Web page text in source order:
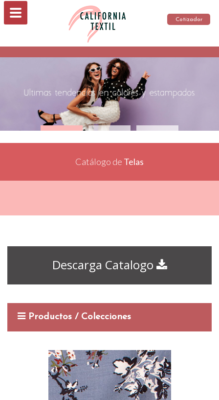
Cotizador
Catálogo de Telas
Descarga Catalogo
Productos / Colecciones